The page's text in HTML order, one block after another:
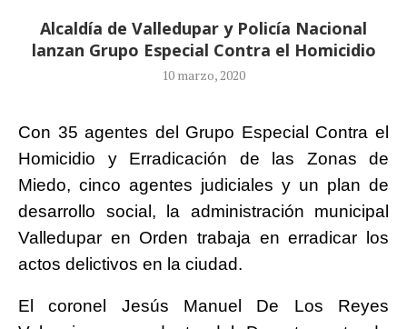
Alcaldía de Valledupar y Policía Nacional
lanzan Grupo Especial Contra el Homicidio
10 marzo, 2020
Con 35 agentes del Grupo Especial Contra el
Homicidio y Erradicación de las Zonas de
Miedo, cinco agentes judiciales y un plan de
desarrollo social, la administración municipal
Valledupar en Orden trabaja en erradicar los
actos delictivos en la ciudad.
El coronel Jesús Manuel De Los Reyes